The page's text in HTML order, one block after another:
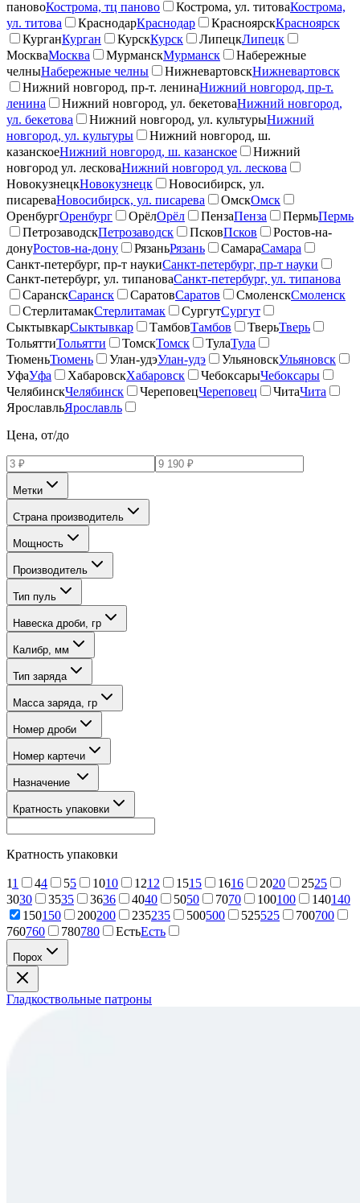
пановоКострома, тц паново Кострома, ул. титоваКострома,
ул. титова
КраснодарКраснодар КрасноярскКрасноярск
КурганКурган КурскКурск ЛипецкЛипецк
МоскваМосква МурманскМурманск
Набережные
челныНабережные челны НижневартовскНижневартовск
Нижний новгород, пр-т. ленинаНижний новгород, пр-т.
ленина
Нижний новгород, ул. бекетоваНижний новгород,
ул. бекетова
Нижний новгород, ул. культурыНижний
новгород, ул. культуры
Нижний новгород, ш.
казанскоеНижний новгород, ш. казанское
Нижний
новгород ул. лесковаНижний новгород ул. лескова
НовокузнецкНовокузнецк
Новосибирск, ул.
писареваНовосибирск, ул. писарева ОмскОмск
ОренбургОренбург ОрёлОрёл ПензаПенза ПермьПермь
ПетрозаводскПетрозаводск ПсковПсков
Ростов-на-
донуРостов-на-дону РязаньРязань СамараСамара
Санкт-петербург, пр-т наукиСанкт-петербург, пр-т науки
Санкт-петербург, ул. типановаСанкт-петербург, ул. типанова
СаранскСаранск СаратовСаратов СмоленскСмоленск
СтерлитамакСтерлитамак СургутСургут
СыктывкарСыктывкар ТамбовТамбов ТверьТверь
ТольяттиТольятти ТомскТомск ТулаТула
ТюменьТюмень Улан-удэУлан-удэ УльяновскУльяновск
УфаУфа ХабаровскХабаровск ЧебоксарыЧебоксары
ЧелябинскЧелябинск ЧереповецЧереповец ЧитаЧита
ЯрославльЯрославль
Цена, от/до
Метки
Страна производитель
Мощность
Производитель
Тип пуль
Навеска дроби, гр
Калибр, мм
Тип заряда
Масса заряда, гр
Номер дроби
Номер картечи
Назначение
Кратность упаковки
Кратность упаковки
11 44 55 1010 1212 1515 1616 2020 2525
3030 3535 3636 4040 5050 7070 100100 140140
150150 200200 235235 500500 525525 700700
760760 780780 ЕстьЕсть
Порох
Гладкоствольные патроны